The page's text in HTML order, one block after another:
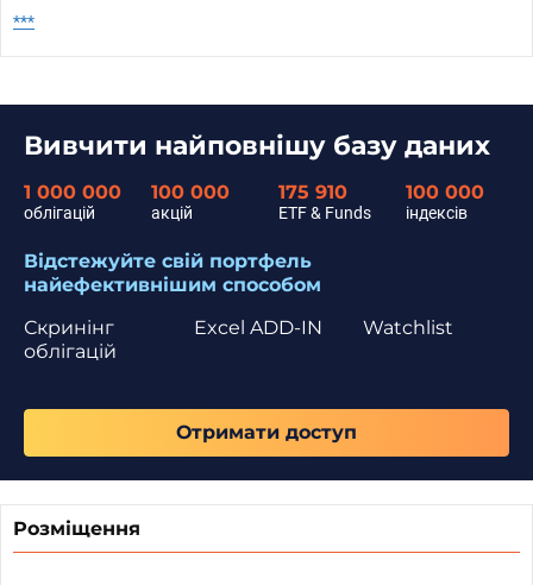
***
Вивчити найповнішу базу даних
1 000 000
облігацій
100 000
акцій
175 910
ETF & Funds
100 000
індексів
Відстежуйте свій портфель
найефективнішим способом
Скринінг
облігацій
Watchlist
Excel ADD-IN
Отримати доступ
Розміщення